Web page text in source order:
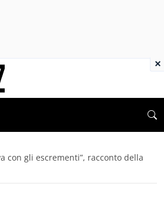
con gli escrementi”, racconto della
×